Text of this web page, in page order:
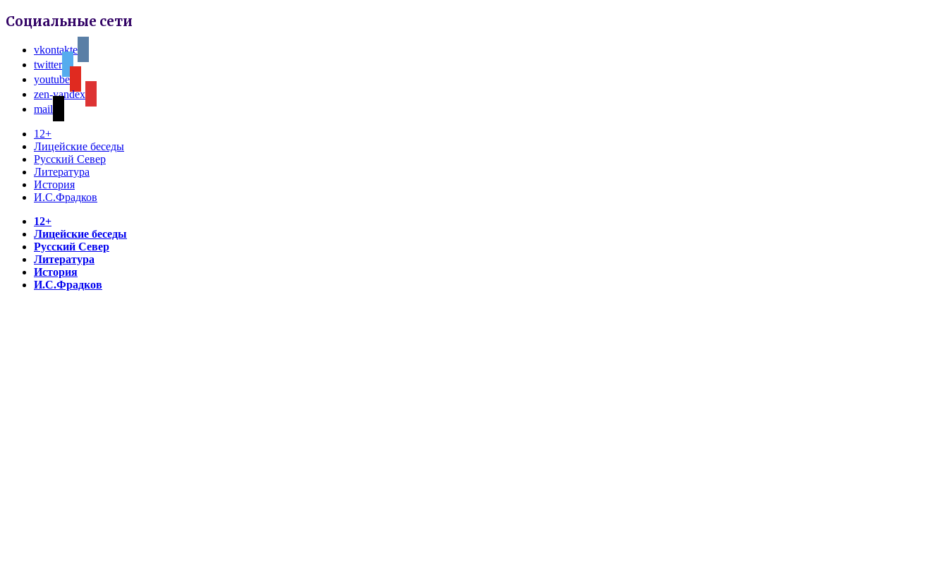
Социальные сети
vkontakte
twitter
youtube
zen-yandex
mail
12+
Лицейские беседы
Русский Север
Литература
История
И.С.Фрадков
12+
Лицейские беседы
Русский Север
Литература
История
И.С.Фрадков